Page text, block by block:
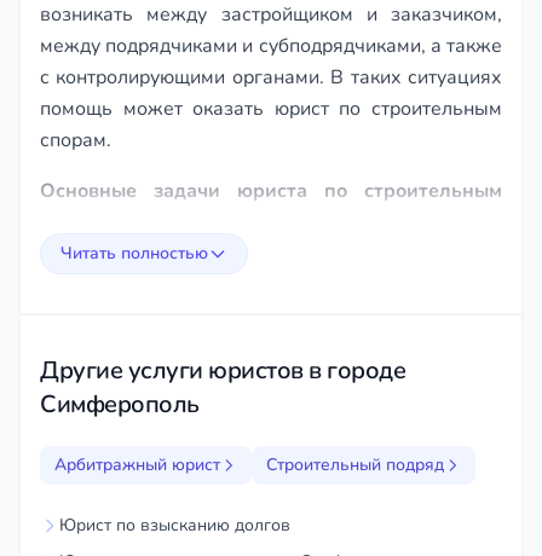
возникать между застройщиком и заказчиком,
между подрядчиками и субподрядчиками, а также
с контролирующими органами. В таких ситуациях
помощь может оказать юрист по строительным
спорам.
Основные задачи юриста по строительным
подготовка и анализ документов;
защита прав и интересов клиента;
минимизация рисков и негативных последствий.
Обратившись к специалисту по строительным
помощь и защиту своих прав. Юрист поможет вам
Читать полностью
Другие услуги юристов в городе
Симферополь
Арбитражный юрист Строительный подряд
Юрист по взысканию долгов